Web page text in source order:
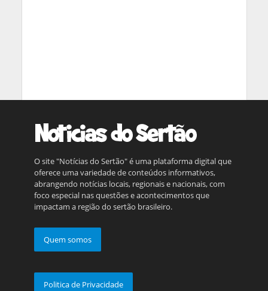
O site "Notícias do Sertão" é uma plataforma digital que
oferece uma variedade de conteúdos informativos,
abrangendo notícias locais, regionais e nacionais, com
foco especial nas questões e acontecimentos que
impactam a região do sertão brasileiro.
Quem somos
Politica de Privacidade